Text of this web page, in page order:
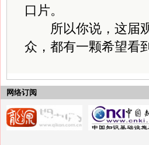
口片。
所以你说，这届观
众，都有一颗希望看
网络订阅